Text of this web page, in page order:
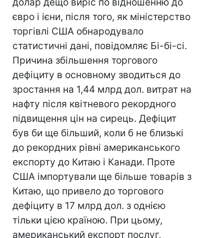
євро і ієни, після того, як міністерство
торгівлі США обнародувало
статистичні дані, повідомляє Бі-бі-сі.
Причина збільшення торгового
дефіциту в основному зводиться до
зростання на 1,44 млрд дол. витрат на
нафту після квітневого рекордного
підвищення цін на сирець. Дефіцит
був би ще більший, коли б не близькі
до рекордних рівні американського
експорту до Китаю і Канади. Проте
США імпортували ще більше товарів з
Китаю, що привело до торгового
дефіциту в 17 млрд дол. з однією
тільки цією країною. При цьому,
американський експорт послуг,